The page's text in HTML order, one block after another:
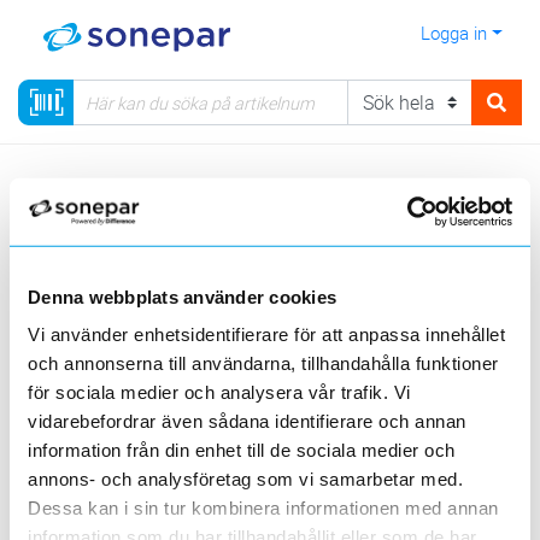
Denna webbplats använder cookies
Vi använder enhetsidentifierare för att anpassa innehållet
och annonserna till användarna, tillhandahålla funktioner
för sociala medier och analysera vår trafik. Vi
vidarebefordrar även sådana identifierare och annan
information från din enhet till de sociala medier och
annons- och analysföretag som vi samarbetar med.
Dessa kan i sin tur kombinera informationen med annan
Logga in
Sida < 1 > Per sida 20 50 100 200
EMERIO
Filter Lagerförda Alla 1 st